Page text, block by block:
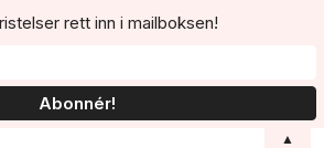
rett inn i mailboksen!
▲